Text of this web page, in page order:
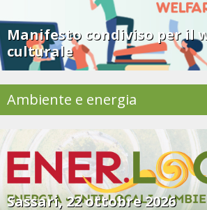
Manifesto condiviso per il
culturale
Ambiente e energia
Sassari, 22 ottobre 2026